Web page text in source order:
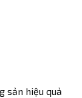
sản hiệu quả